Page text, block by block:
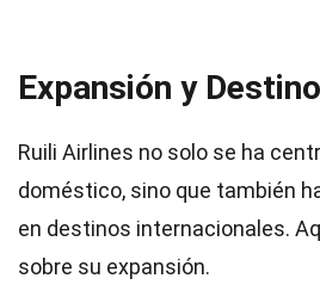
Expansión y
Ruili Airlines no solo se ha
doméstico, sino que también
en destinos internacionales.
sobre su expansión.